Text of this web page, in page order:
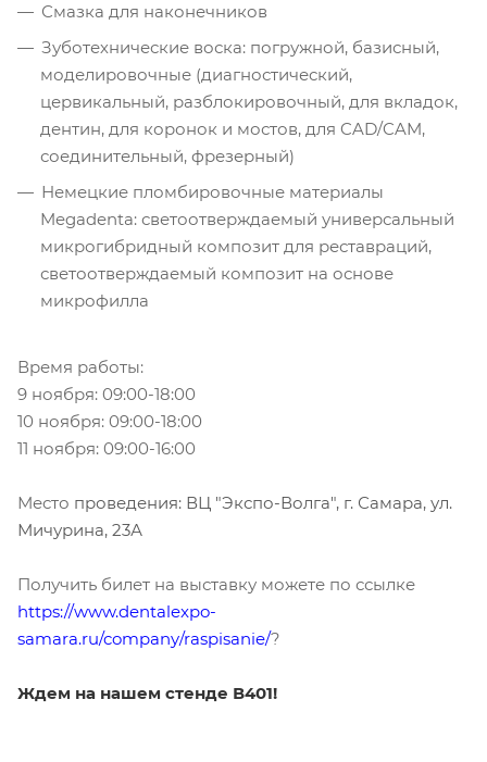
Смазка для наконечников
Зуботехнические воска: погружной, базисный,
моделировочные (диагностический,
цервикальный, разблокировочный, для вкладок,
дентин, для коронок и мостов, для CAD/CAM,
соединительный, фрезерный)
Немецкие пломбировочные материалы
Megadenta: светоотверждаемый универсальный
микрогибридный композит для реставраций,
светоотверждаемый композит на основе
микрофилла
Время работы:
9 ноября: 09:00-18:00
10 ноября: 09:00-18:00
11 ноября: 09:00-16:00
Место проведения: ВЦ "Экспо-Волга", г. Самара, ул.
Мичурина, 23А
Получить билет на выставку можете по ссылке
https://www.dentalexpo-
samara.ru/company/raspisanie/?
Ждем на нашем стенде В401!